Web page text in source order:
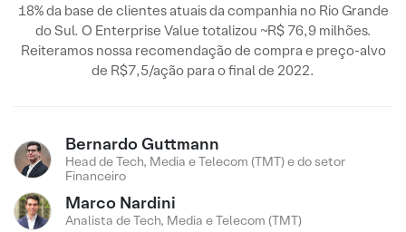
18% da base de clientes atuais da companhia no Rio Grande
do Sul. O Enterprise Value totalizou ~R$ 76,9 milhões.
Reiteramos nossa recomendação de compra e preço-alvo
de R$7,5/ação para o final de 2022.
Bernardo Guttmann
Head de Tech, Media e Telecom (TMT) e do setor
Financeiro
Marco Nardini
Analista de Tech, Media e Telecom (TMT)